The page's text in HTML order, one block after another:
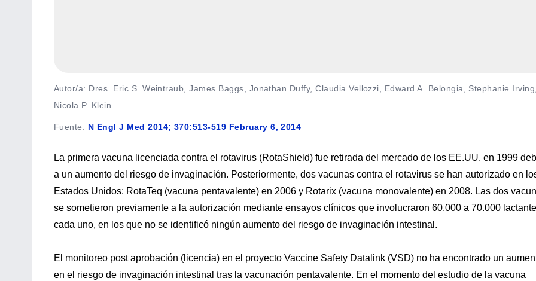
Autor/a: Dres. Eric S. Weintraub, James Baggs, Jonathan Duffy, Claudia Vellozzi, Edward A. Belongia, Stephanie Irving,
Nicola P. Klein
Fuente: N Engl J Med 2014; 370:513-519 February 6, 2014
La primera vacuna licenciada contra el rotavirus (RotaShield) fue retirada del mercado de los EE.UU. en 1999
a un aumento del riesgo de invaginación. Posteriormente, dos vacunas contra el rotavirus se han autorizado en
Estados Unidos: RotaTeq (vacuna pentavalente) en 2006 y Rotarix (vacuna monovalente) en 2008. Las dos
se sometieron previamente a la autorización mediante ensayos clínicos que involucraron 60.000 a 70.000
cada uno, en los que no se identificó ningún aumento del riesgo de invaginación intestinal.
El monitoreo post aprobación (licencia) en el proyecto Vaccine Safety Datalink (VSD) no ha encontrado un
en el riesgo de invaginación intestinal tras la vacunación pentavalente. En el momento del estudio de la vacuna